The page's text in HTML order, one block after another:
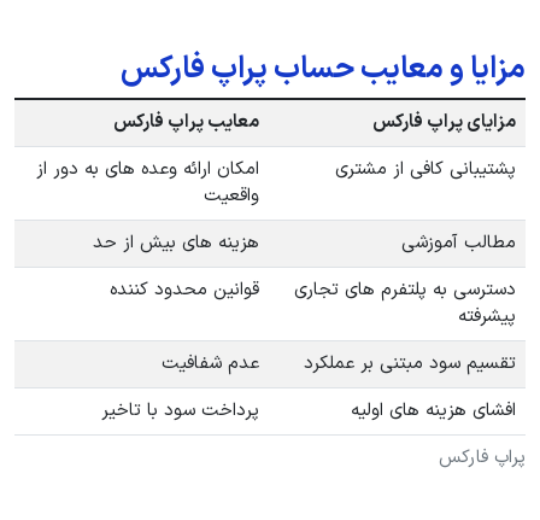
مزایا و معایب حساب پراپ فارکس
پراپ فارکس
مزایای پراپ فارکس
معایب پراپ فارکس
پشتیبانی کافی از مشتری
امکان ارائه وعده های به دور از
واقعیت
مطالب آموزشی
هزینه های بیش از حد
دسترسی به پلتفرم های تجاری
پیشرفته
قوانین محدود کننده
تقسیم سود مبتنی بر عملکرد
عدم شفافیت
افشای هزینه های اولیه
پرداخت سود با تاخیر